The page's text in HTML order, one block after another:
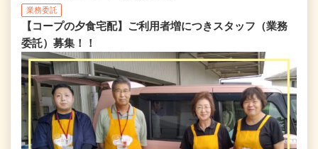
業務委託
【コープの夕食宅配】ご利用者増につきスタッフ（業務
委託）募集！！